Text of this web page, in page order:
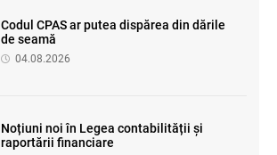
Codul CPAS ar putea dispărea din dările
de seamă
04.08.2026
Noțiuni noi în Legea contabilității și
raportării financiare